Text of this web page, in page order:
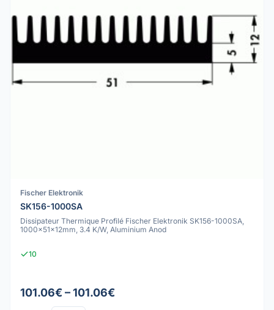
Fischer Elektronik
SK156-1000SA
Dissipateur Thermique Profilé Fischer Elektronik SK156-1000SA,
1000x51x12mm, 3.4 K/W, Aluminium Anod
10
101.06€ – 101.06€